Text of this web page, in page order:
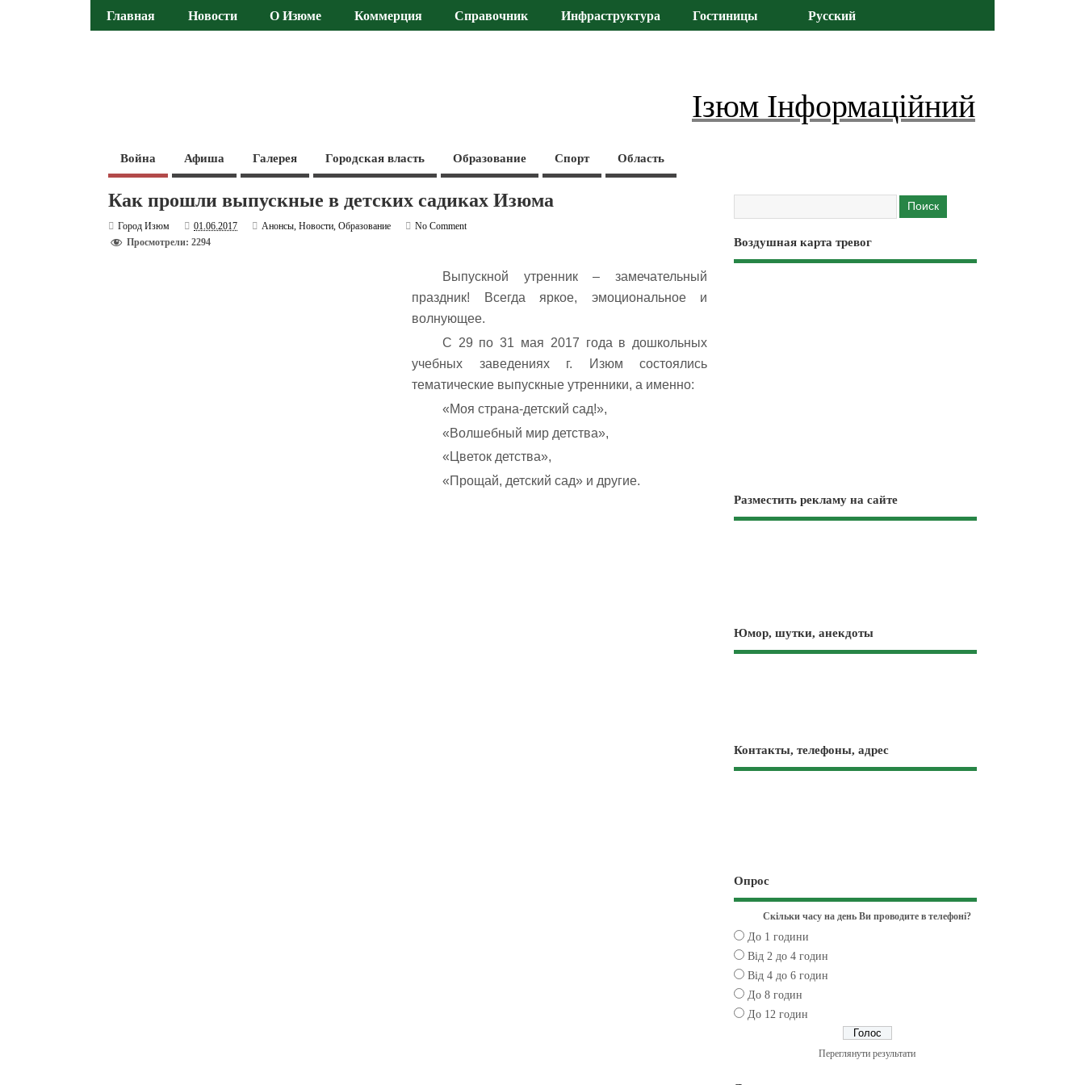
Главная Новости О Изюме Коммерция Справочник Инфраструктура Гостиницы Русский
Ізюм Інформаційний
Война Афиша Галерея Городская власть Образование Спорт Область
Как прошли выпускные в детских садиках Изюма
Город Изюм 01.06.2017 Анонсы,Новости,Образование
No Comment
Просмотрели: 2294
Выпускной утренник – замечательный
праздник! Всегда яркое, эмоциональное и
волнующее.
С 29 по 31 мая 2017 года в дошкольных
учебных заведениях г. Изюм состоялись
тематические выпускные утренники, а именно:
«Моя страна-детский сад!»,
«Волшебный мир детства»,
«Цветок детства»,
«Прощай, детский сад» и другие.
Воздушная карта тревог
Разместить рекламу на сайте
Юмор, шутки, анекдоты
Контакты, телефоны, адрес
Опрос
Скільки часу на день Ви проводите в телефоні?
До 1 години
Від 2 до 4 годин
Від 4 до 6 годин
До 8 годин
До 12 годин
Переглянути результати